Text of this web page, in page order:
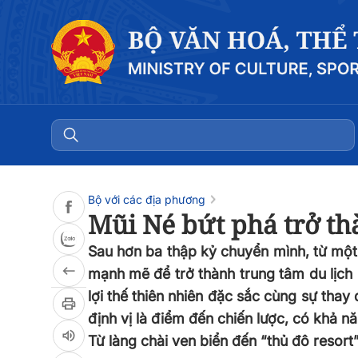
Bộ với các địa phương
Mũi Né bứt phá trở
Sau hơn ba thập kỷ chuyển mình, từ
mạnh mẽ để trở thành trung tâm du
lợi thế thiên nhiên đặc sắc cùng sự
định vị là điểm đến chiến lược, có khả
Từ làng chài ven biển đến “thủ đô
0:00 0:00